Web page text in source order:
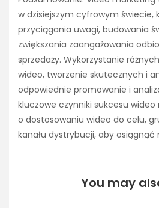
w dzisiejszym cyfrowym świecie,
przyciągania uwagi, budowania
zwiększania zaangażowania
sprzedaży. Wykorzystanie
wideo, tworzenie skutecznych i
odpowiednie promowanie i
kluczowe czynniki sukcesu
o dostosowaniu wideo do celu,
kanału dystrybucji, aby osiągnąć
You may